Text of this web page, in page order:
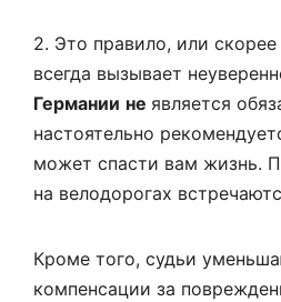
2. Это правило, или скорее
всегда вызывает
Германии не является
настоятельно
может спасти вам жизнь.
на велодорогах
Кроме того, судьи
компенсации за